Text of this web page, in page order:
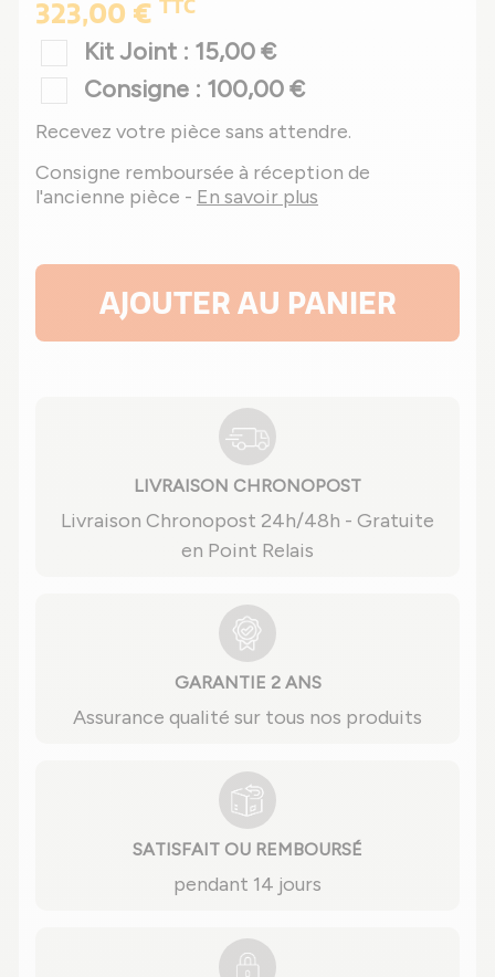
323,00 € TTC
Kit Joint : 15,00 €
Consigne : 100,00 €
Recevez votre pièce sans attendre.
Consigne remboursée à réception de
l'ancienne pièce - En savoir plus
AJOUTER AU PANIER
LIVRAISON CHRONOPOST
Livraison Chronopost 24h/48h - Gratuite
en Point Relais
GARANTIE 2 ANS
Assurance qualité sur tous nos produits
SATISFAIT OU REMBOURSÉ
pendant 14 jours